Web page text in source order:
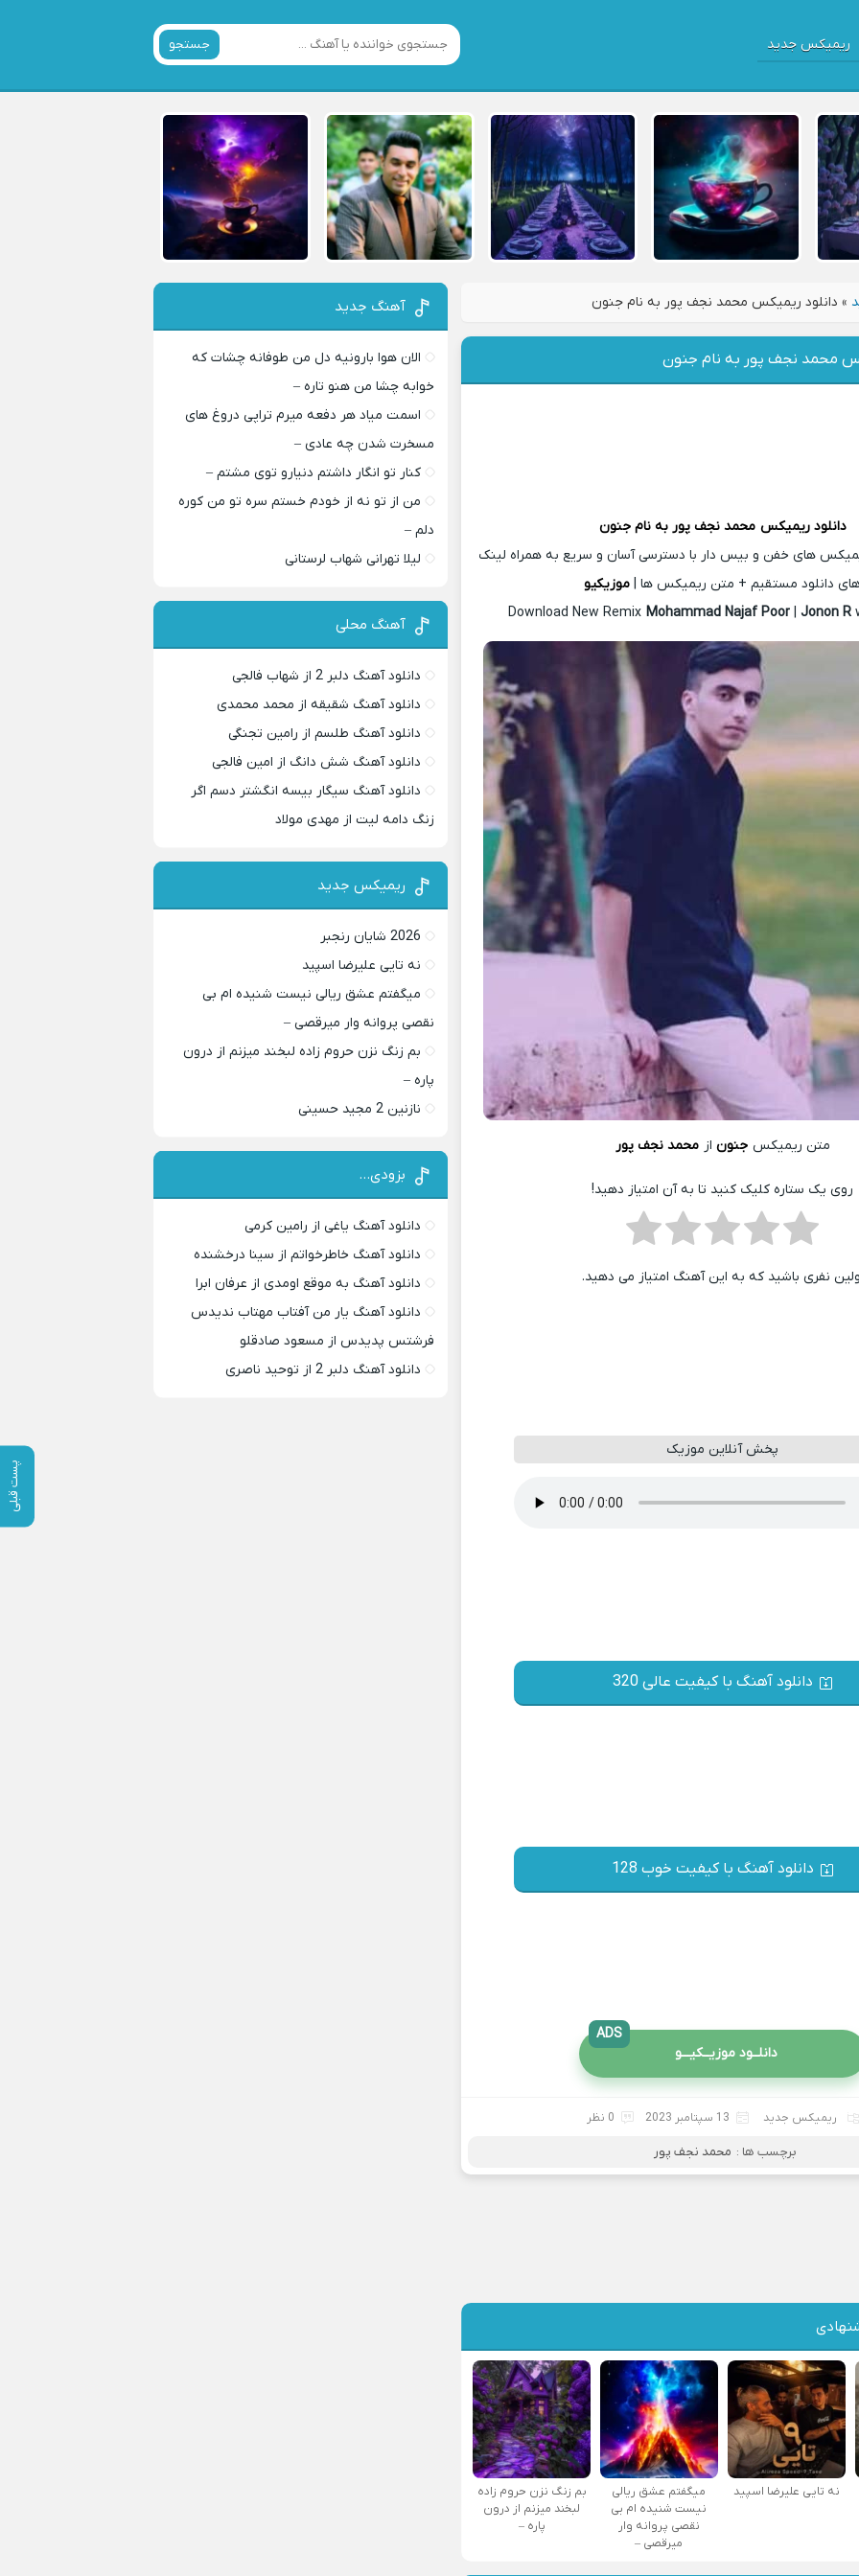
ریمیکس جدید جستجو
» دانلود ریمیکس محمد نجف پور به نام جنون
پست قبلی
محمد نجف پور به نام جنون
دانلود ریمیکس محمد نجف پور به نام جنون
های خفن و بیس دار با دسترسی آسان و سریع به همراه لینک
دانلود مستقیم + متن ریمیکس ها | موزیکیو
Download New Remix Mohammad Najaf Poor |Jonon R
متن ریمیکس جنون از محمد نجف پور
روی یک ستاره کلیک کنید تا به آن امتیاز دهید!
نفری باشید که به این آهنگ امتیاز می دهید.
پخش آنلاین موزیک
دانلود آهنگ با کیفیت عالی 320
دانلود آهنگ با کیفیت خوب 128
دانلــود موزیــکیـــو
ADS
ریمیکس جدید 13 سپتامبر 2023 0 نظر
برچسب ها : محمد نجف پور
نه تایی علیرضا اسپید
میگفتم عشق ریالی
نیست شنیده ام بی
نقصی پروانه وار
میرقصی –
بم زنگ نزن حروم زاده
لبخند میزنم از درون
پاره –
آهنگ جدید
الان هوا بارونیه دل من طوفانه چشات که
خوابه چشا من هنو تاره –
اسمت میاد هر دفعه میرم تراپی دروغ‌ های
مسخرت شدن چه عادی –
کنار تو انگار داشتم دنیارو توی مشتم –
من از تو نه از خودم خستم سره تو من کوره
دلم –
لیلا تهرانی شهاب لرستانی
آهنگ محلی
دانلود آهنگ دلبر 2 از شهاب فالجی
دانلود آهنگ شقیقه از محمد محمدی
دانلود آهنگ طلسم از رامین تجنگی
دانلود آهنگ شش دانگ از امین فالجی
دانلود آهنگ سیگار بیسه انگشتر دسم اگر
زنگ دامه لیت از مهدی مولاد
ریمیکس جدید
2026 شایان رنجبر
نه تایی علیرضا اسپید
میگفتم عشق ریالی نیست شنیده ام بی
نقصی پروانه وار میرقصی –
بم زنگ نزن حروم زاده لبخند میزنم از درون
پاره –
نازنین 2 مجید حسینی
بزودی…
دانلود آهنگ یاغی از رامین کرمی
دانلود آهنگ خاطرخواتم از سینا درخشنده
دانلود آهنگ به موقع اومدی از عرفان ابرا
دانلود آهنگ یار من آفتاب مهتاب ندیدس
فرشتس پدیدس از مسعود صادقلو
دانلود آهنگ دلبر 2 از توحید ناصری